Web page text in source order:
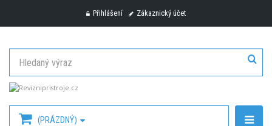
Přihlášení Zákaznický účet
(PRÁZDNÝ)